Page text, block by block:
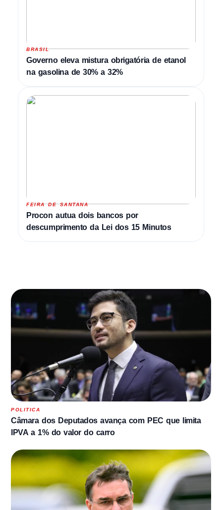
BRASIL
Governo eleva mistura obrigatória de etanol
na gasolina de 30% a 32%
FEIRA DE SANTANA
Procon autua dois bancos por
descumprimento da Lei dos 15 Minutos
POLITICA
Câmara dos Deputados avança com PEC que limita
IPVA a 1% do valor do carro